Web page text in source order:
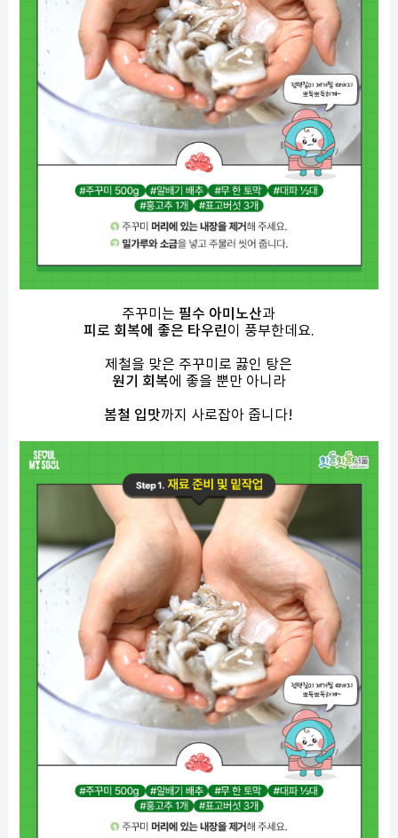
주꾸미는 필수 아미노산과
피로 회복에 좋은 타우린이 풍부한데요.
제철을 맞은 주꾸미로 끓인 탕은
원기 회복에 좋을 뿐만 아니라
봄철 입맛까지 사로잡아 줍니다!